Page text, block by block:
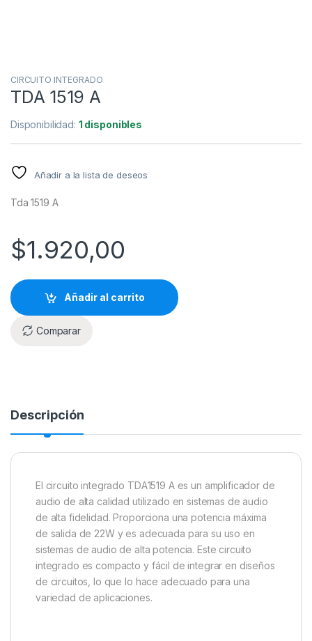
CIRCUITO INTEGRADO
TDA 1519 A
Disponibilidad: 1 disponibles
Añadir a la lista de deseos
Tda 1519 A
$1.920,00
Añadir al carrito
Comparar
Descripción
El circuito integrado TDA1519 A es un amplificador de
audio de alta calidad utilizado en sistemas de audio
de alta fidelidad. Proporciona una potencia máxima
de salida de 22W y es adecuada para su uso en
sistemas de audio de alta potencia. Este circuito
integrado es compacto y fácil de integrar en diseños
de circuitos, lo que lo hace adecuado para una
variedad de aplicaciones.